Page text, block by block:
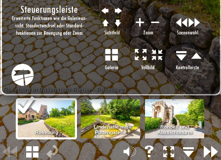
Roseburg in Ballenstedt-Rieder - Roseburg
Roseburg
Lindenalle mit
Puttengalerie
Rondell und
Aussichtsturm